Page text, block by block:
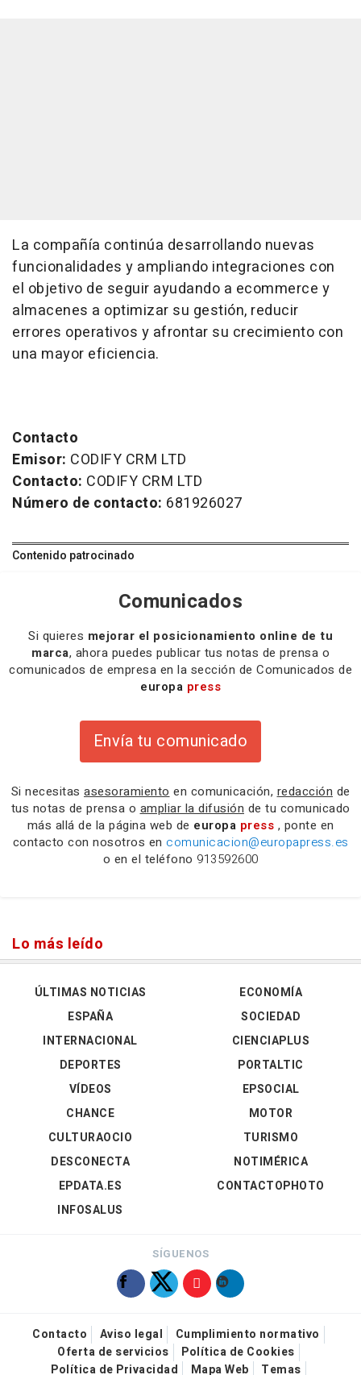
La compañía continúa desarrollando nuevas
funcionalidades y ampliando integraciones con
el objetivo de seguir ayudando a ecommerce y
almacenes a optimizar su gestión, reducir
errores operativos y afrontar su crecimiento con
una mayor eficiencia.
Contacto
Emisor: CODIFY CRM LTD
Contacto: CODIFY CRM LTD
Número de contacto: 681926027
Contenido patrocinado
Comunicados
Si quieres mejorar el posicionamiento online de tu
marca, ahora puedes publicar tus notas de prensa o
comunicados de empresa en la sección de Comunicados de
europa press
Envía tu comunicado
Si necesitas asesoramiento en comunicación, redacción de
tus notas de prensa o ampliar la difusión de tu comunicado
más allá de la página web de europa press , ponte en
contacto con nosotros en comunicacion@europapress.es
o en el teléfono 913592600
Lo más leído
ÚLTIMAS NOTICIAS
ESPAÑA
INTERNACIONAL
DEPORTES
VÍDEOS
ECONOMÍA
SOCIEDAD
CIENCIAPLUS
PORTALTIC
EPSOCIAL
CHANCE
CULTURAOCIO
DESCONECTA
EPDATA.ES
INFOSALUS
MOTOR
TURISMO
NOTIMÉRICA
CONTACTOPHOTO
SÍGUENOS
Contacto Aviso legal
Cumplimiento normativo
Oferta de servicios
Política de Cookies
Política de Privacidad
Mapa Web Temas